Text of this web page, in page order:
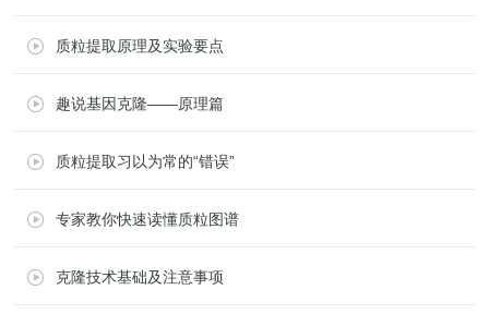
质粒提取原理及实验要点
趣说基因克隆——原理篇
质粒提取习以为常的“错误”
专家教你快速读懂质粒图谱
克隆技术基础及注意事项